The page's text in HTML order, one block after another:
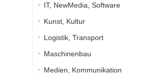
IT, NewMedia, Software
Kunst, Kultur
Logistik, Transport
Maschinenbau
Medien, Kommunikation